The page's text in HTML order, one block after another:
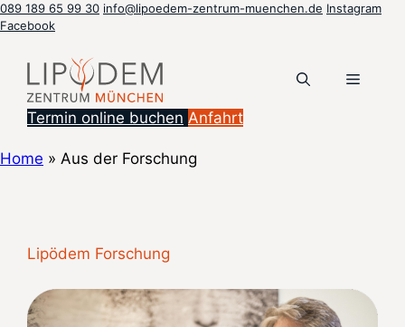
Zum
Inhalt
089 189 65 99 30 info@lipoedem-zentrum-muenchen.de Instagram
Facebook
Menü
Termin online buchen Anfahrt
Home » Aus der Forschung
Lipödem Forschung